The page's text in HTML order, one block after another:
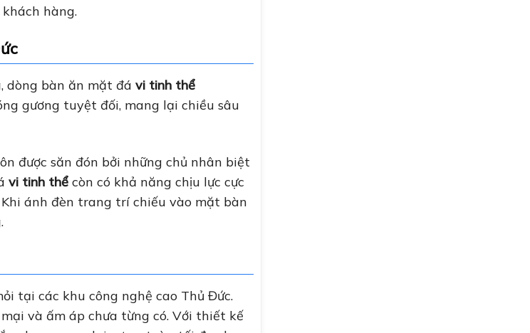
hàng.
dòng bàn ăn mặt đá vi tinh thể
gương tuyệt đối, mang lại chiều sâu
được săn đón bởi những chủ nhân biệt
vi tinh thể còn có khả năng chịu lực cực
ánh đèn trang trí chiếu vào mặt bàn
tại các khu công nghệ cao Thủ Đức.
và ấm áp chưa từng có. Với thiết kế